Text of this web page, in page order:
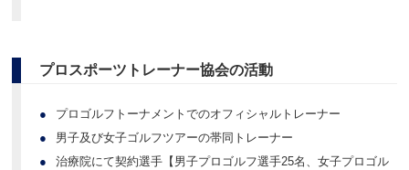
プロスポーツトレーナー協会の活動
●
プロゴルフトーナメントでのオフィシャルトレーナー
●
男子及び女子ゴルフツアーの帯同トレーナー
●
治療院にて契約選手【男子プロゴルフ選手25名、女子プロゴル